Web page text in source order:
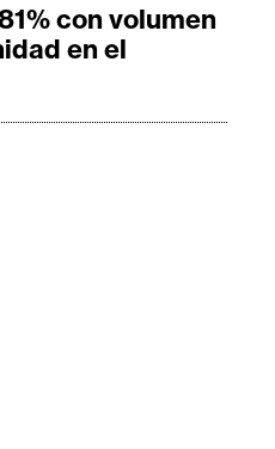
con volumen
en el